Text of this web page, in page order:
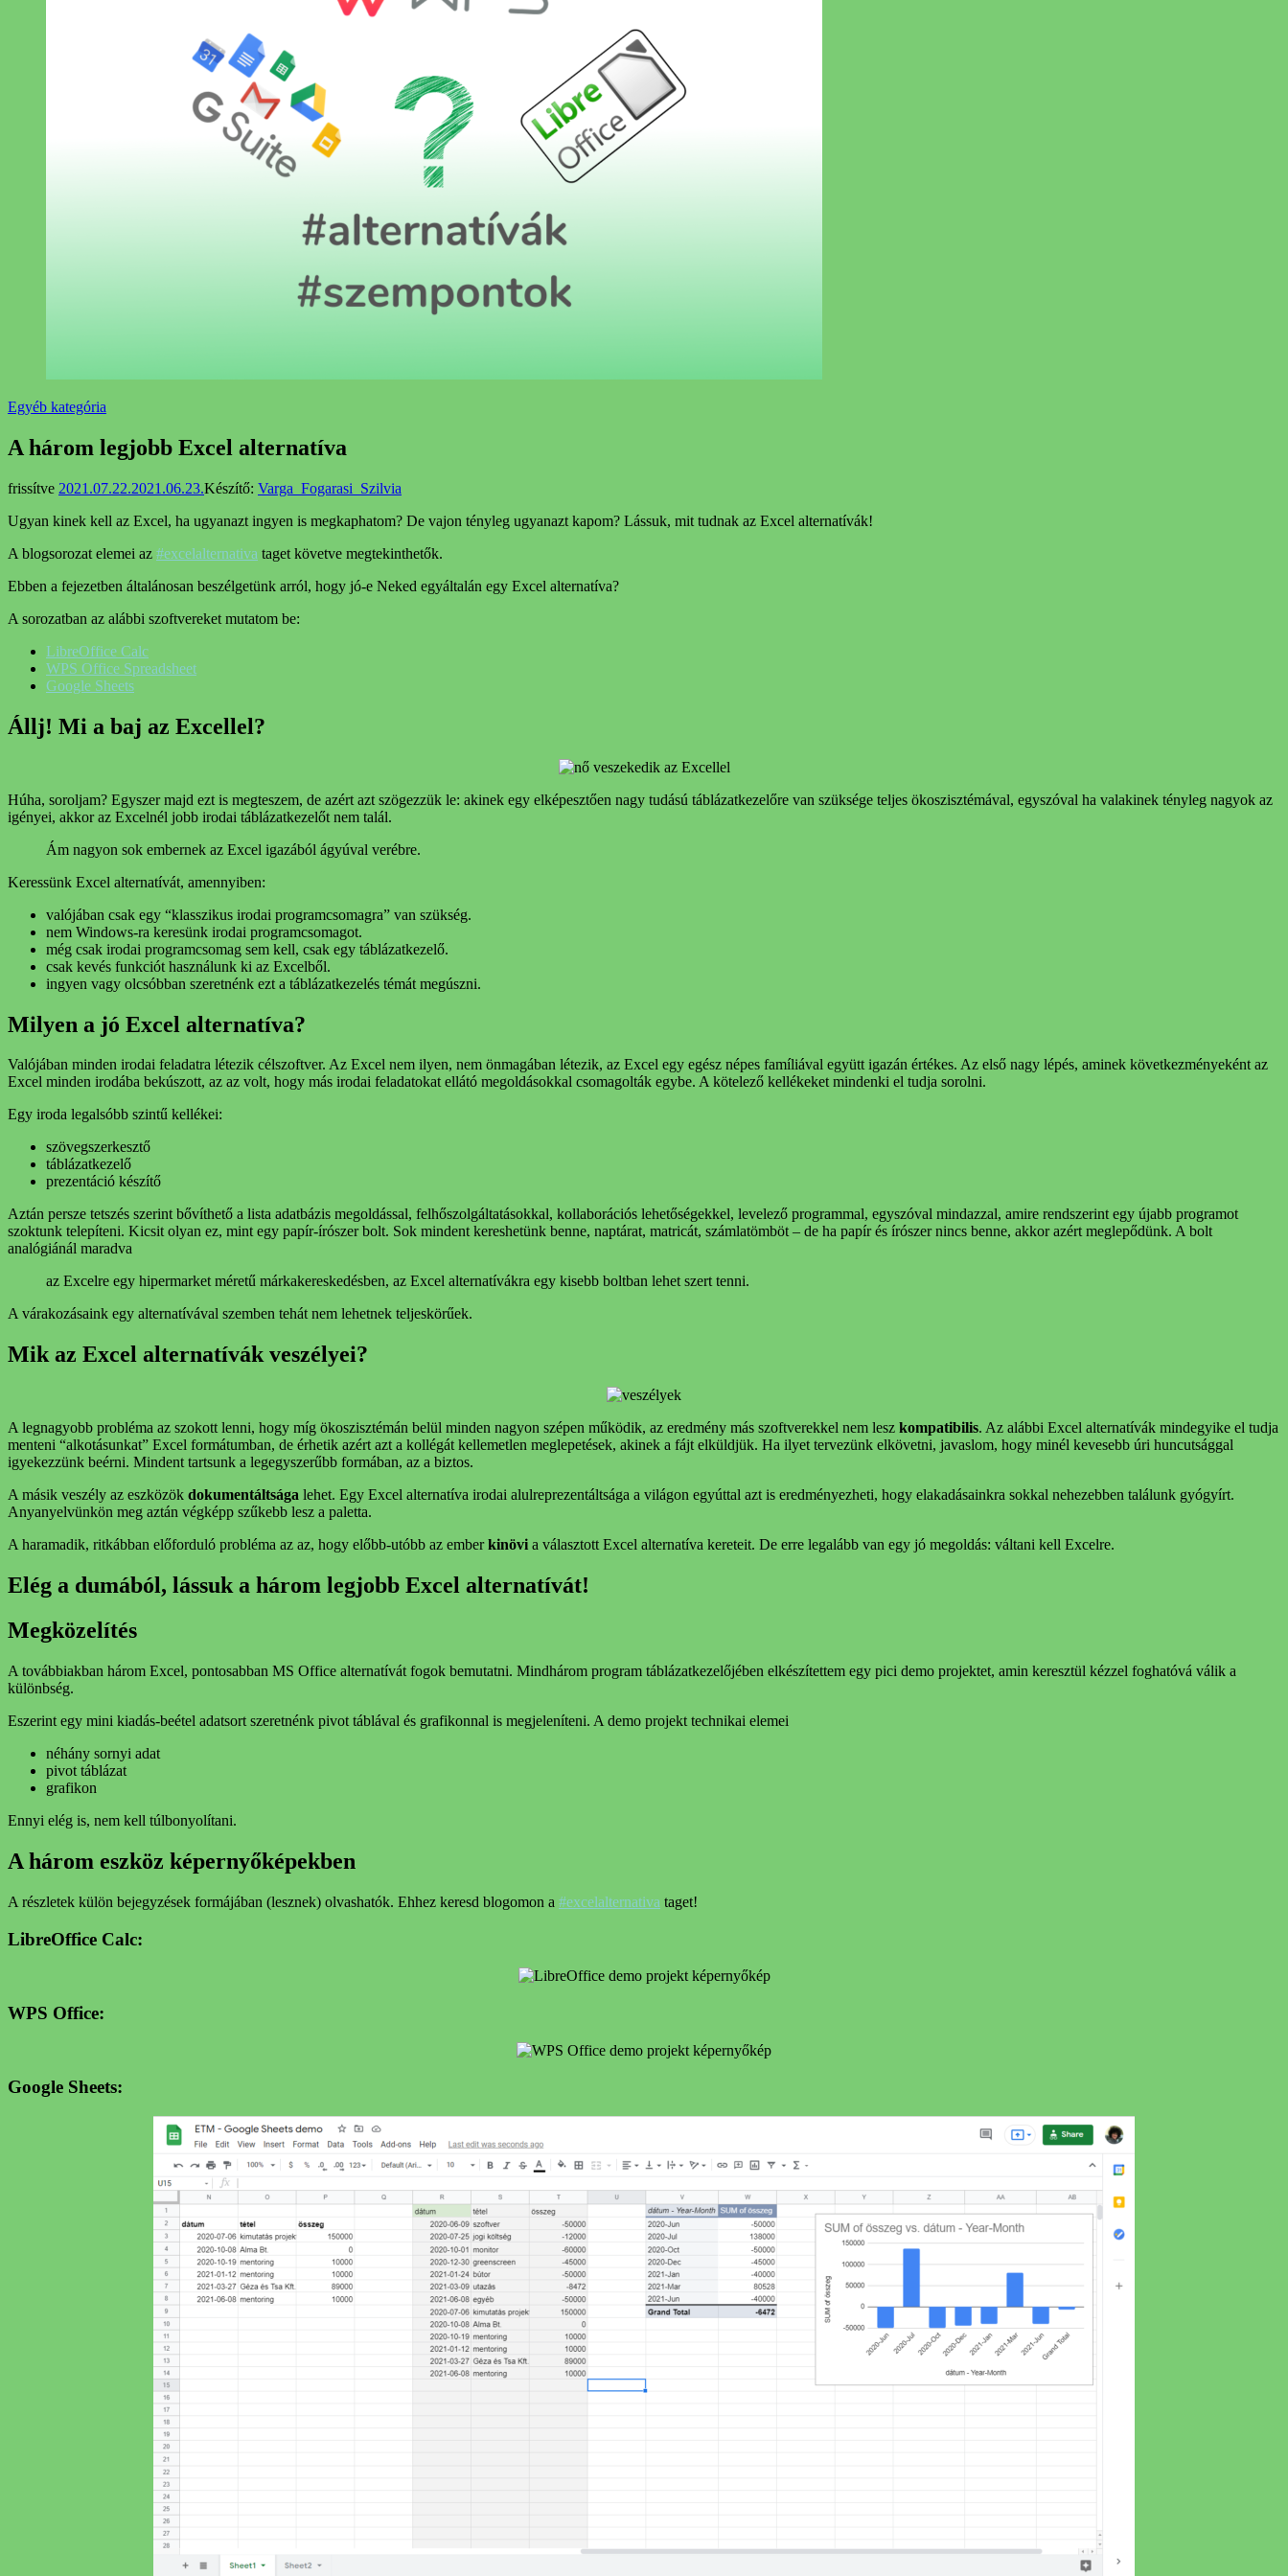
Egyéb kategória
A három legjobb Excel alternatíva
frissítve 2021.07.22.2021.06.23.Készítő: Varga_Fogarasi_Szilvia
Ugyan kinek kell az Excel, ha ugyanazt ingyen is megkaphatom? De vajon tényleg ugyanazt kapom? Lássuk, mit tudnak az Excel alternatívák!
A blogsorozat elemei az #excelalternativa taget követve megtekinthetők.
Ebben a fejezetben általánosan beszélgetünk arról, hogy jó-e Neked egyáltalán egy Excel alternatíva?
A sorozatban az alábbi szoftvereket mutatom be:
LibreOffice Calc
WPS Office Spreadsheet
Google Sheets
Állj! Mi a baj az Excellel?
Húha, soroljam? Egyszer majd ezt is megteszem, de azért azt szögezzük le: akinek egy elképesztően nagy tudású táblázatkezelőre van szüksége teljes ökoszisztémával, egyszóval ha valakinek tényleg nagyok az
igényei, akkor az Excelnél jobb irodai táblázatkezelőt nem talál.
Ám nagyon sok embernek az Excel igazából ágyúval verébre.
Keressünk Excel alternatívát, amennyiben:
valójában csak egy “klasszikus irodai programcsomagra” van szükség.
nem Windows-ra keresünk irodai programcsomagot.
még csak irodai programcsomag sem kell, csak egy táblázatkezelő.
csak kevés funkciót használunk ki az Excelből.
ingyen vagy olcsóbban szeretnénk ezt a táblázatkezelés témát megúszni.
Milyen a jó Excel alternatíva?
Valójában minden irodai feladatra létezik célszoftver. Az Excel nem ilyen, nem önmagában létezik, az Excel egy egész népes famíliával együtt igazán értékes. Az első nagy lépés, aminek következményeként az
Excel minden irodába bekúszott, az az volt, hogy más irodai feladatokat ellátó megoldásokkal csomagolták egybe. A kötelező kellékeket mindenki el tudja sorolni.
Egy iroda legalsóbb szintű kellékei:
szövegszerkesztő
táblázatkezelő
prezentáció készítő
Aztán persze tetszés szerint bővíthető a lista adatbázis megoldással, felhőszolgáltatásokkal, kollaborációs lehetőségekkel, levelező programmal, egyszóval mindazzal, amire rendszerint egy újabb programot
szoktunk telepíteni. Kicsit olyan ez, mint egy papír-írószer bolt. Sok mindent kereshetünk benne, naptárat, matricát, számlatömböt – de ha papír és írószer nincs benne, akkor azért meglepődünk. A bolt
analógiánál maradva
az Excelre egy hipermarket méretű márkakereskedésben, az Excel alternatívákra egy kisebb boltban lehet szert tenni.
A várakozásaink egy alternatívával szemben tehát nem lehetnek teljeskörűek.
Mik az Excel alternatívák veszélyei?
A legnagyobb probléma az szokott lenni, hogy míg ökoszisztémán belül minden nagyon szépen működik, az eredmény más szoftverekkel nem lesz kompatibilis. Az alábbi Excel alternatívák mindegyike el tudja
menteni “alkotásunkat” Excel formátumban, de érhetik azért azt a kollégát kellemetlen meglepetések, akinek a fájt elküldjük. Ha ilyet tervezünk elkövetni, javaslom, hogy minél kevesebb úri huncutsággal
igyekezzünk beérni. Mindent tartsunk a legegyszerűbb formában, az a biztos.
A másik veszély az eszközök dokumentáltsága lehet. Egy Excel alternatíva irodai alulreprezentáltsága a világon egyúttal azt is eredményezheti, hogy elakadásainkra sokkal nehezebben találunk gyógyírt.
Anyanyelvünkön meg aztán végképp szűkebb lesz a paletta.
A haramadik, ritkábban előforduló probléma az az, hogy előbb-utóbb az emberkinövi a választott Excel alternatíva kereteit. De erre legalább van egy jó megoldás: váltani kell Excelre.
Elég a dumából, lássuk a három legjobb Excel alternatívát!
Megközelítés
A továbbiakban három Excel, pontosabban MS Office alternatívát fogok bemutatni. Mindhárom program táblázatkezelőjében elkészítettem egy pici demo projektet, amin keresztül kézzel foghatóvá válik a
különbség.
Eszerint egy mini kiadás-beétel adatsort szeretnénk pivot táblával és grafikonnal is megjeleníteni. A demo projekt technikai elemei
néhány sornyi adat
pivot táblázat
grafikon
Ennyi elég is, nem kell túlbonyolítani.
A három eszköz képernyőképekben
A részletek külön bejegyzések formájában (lesznek) olvashatók. Ehhez keresd blogomon a #excelalternativa taget!
LibreOffice Calc:
WPS Office:
Google Sheets: